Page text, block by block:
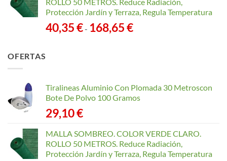
Protección Jardín y Terraza, Regula Temperatura
40,35€- 168,65€Rango
168,65 €
OFERTAS
Tiralineas Aluminio Con Plomada 30 Metroscon
Bote De Polvo 100 Gramos
29,10€
MALLA SOMBREO. COLOR VERDE CLARO.
ROLLO 50 METROS. Reduce Radiación,
Protección Jardín y Terraza, Regula Temperatura